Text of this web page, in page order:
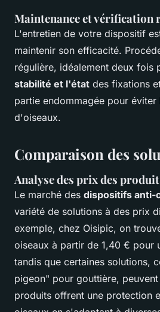
Maintenance et vérification
L'entretien de votre dispositif
maintenir son efficacité.
régulière, idéalement deux fois
stabilité et l'état des fixations
partie endommagée pour éviter
d'oiseaux.
Comparaison des
Analyse des prix des
Le marché des dispositifs anti-
variété de solutions à des prix
exemple, chez Oisipic, on
oiseaux à partir de 1,40 € pour
tandis que certaines solutions,
pigeon" pour gouttière,
produits offrent une protection